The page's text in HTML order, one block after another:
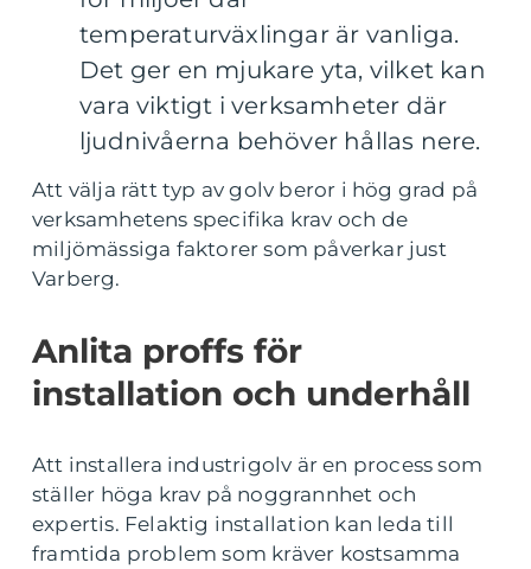
temperaturväxlingar är vanliga.
Det ger en mjukare yta, vilket kan
vara viktigt i verksamheter där
ljudnivåerna behöver hållas nere.
Att välja rätt typ av golv beror i hög grad på
verksamhetens specifika krav och de
miljömässiga faktorer som påverkar just
Varberg.
Anlita proffs för
installation och underhåll
Att installera industrigolv är en process som
ställer höga krav på noggrannhet och
expertis. Felaktig installation kan leda till
framtida problem som kräver kostsamma